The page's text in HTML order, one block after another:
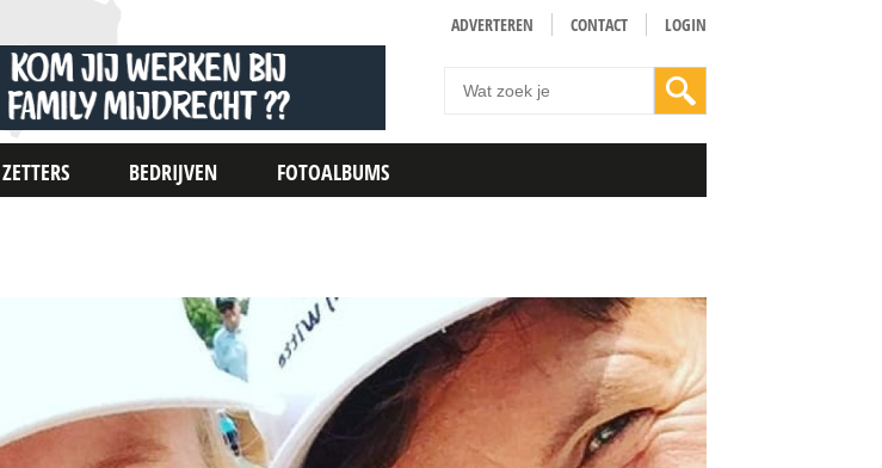
ADVERTEREN CONTACT LOGIN
ZETTERS BEDRIJVEN FOTOALBUMS